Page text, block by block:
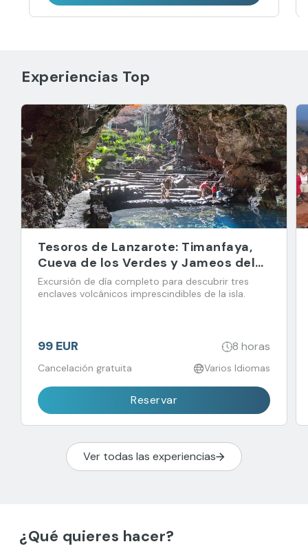
Experiencias Top
Tesoros de Lanzarote: Timanfaya,
Cueva de los Verdes y Jameos del
Agua
Excursión de día completo para descubrir tres
enclaves volcánicos imprescindibles de la isla.
99 EUR 8 horas
Cancelación gratuita Varios Idiomas
Reservar
Ver todas las experiencias
¿Qué quieres hacer?